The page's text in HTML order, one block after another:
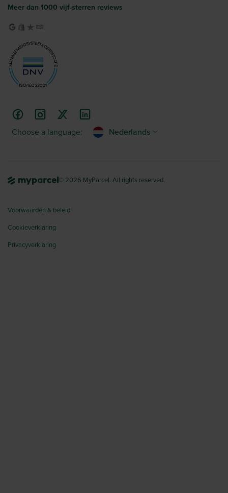
Meer dan 1000 vijf-sterren reviews
Choose a language: Nederlands
© 2026 MyParcel. All rights reserved.
Voorwaarden & beleid
Cookieverklaring
Privacyverklaring